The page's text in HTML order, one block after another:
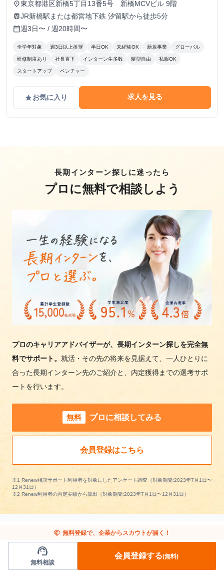
place東京都港区新橋5丁目13番5号 新橋MCVビル 9階
trainJR新橋駅または都営地下鉄 汐留駅から徒歩5分
calendar_today週3日〜 / 週20時間〜
全学年対象 週3日以上推奨 半日OK 未経験OK 新規事業 グローバル
研修制度あり 社長直下 インターン生多数 髪型自由 私服OK
スタートアップ ベンチャー
gradeお気に入り 求人を見る
長期インターン探しに迷ったら
プロに無料で相談しよう
プロのキャリアアドバイザーが、長期インターン探しを完全無
料でサポート。 就活・その先の将来を見据えて、一人ひとりに
合った長期インターン先のご紹介と、内定獲得までの選考サポ
ートを行います。
無料 プロに相談してみる
会員登録はこちら
※1 Renew相談サポート利用者を対象にしたアンケート調査（対象期間:2023年7月1日〜
12月31日）
※2 Renew利用者の内定実績から算出（対象期間:2023年7月1日〜12月31日）
VC/起業支援の長期インターンを条件で絞り込
handshake 無料登録で、企業からスカウトが届く！
support_agent
無料相談
会員登録する(無料)